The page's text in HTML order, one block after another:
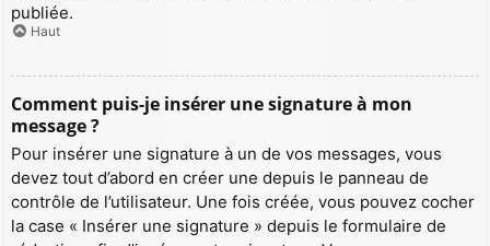
publiée.
Haut
Comment puis-je insérer une signature à mon
message ?
Pour insérer une signature à un de vos messages, vous
devez tout d’abord en créer une depuis le panneau de
contrôle de l’utilisateur. Une fois créée, vous pouvez cocher
la case « Insérer une signature » depuis le formulaire de